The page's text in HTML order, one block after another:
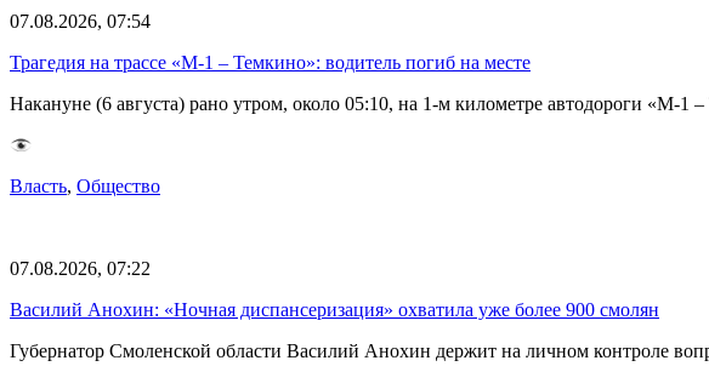
07.08.2026, 07:54
Трагедия на трассе «М-1 – Темкино»: водитель погиб на месте
Накануне (6 августа) рано утром, около 05:10, на 1-м километре автодороги
Власть, Общество
07.08.2026, 07:22
Василий Анохин: «Ночная диспансеризация» охватила уже более 900 смолян
Губернатор Смоленской области Василий Анохин держит на личном контроле